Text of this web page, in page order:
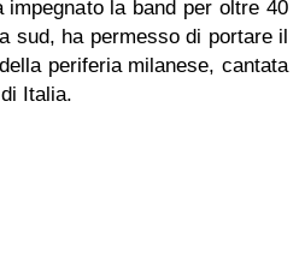
la band per oltre 40
sud, ha permesso di portare il
periferia milanese, cantata
Italia.